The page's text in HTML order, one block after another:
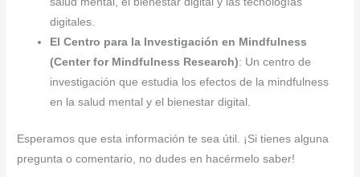
digitales.
El Centro para la Investigación en Mindfulness
(Center for Mindfulness Research): Un centro de
investigación que estudia los efectos de la mindfulness
en la salud mental y el bienestar digital.
Esperamos que esta información te sea útil. ¡Si tienes alguna
pregunta o comentario, no dudes en hacérmelo saber!